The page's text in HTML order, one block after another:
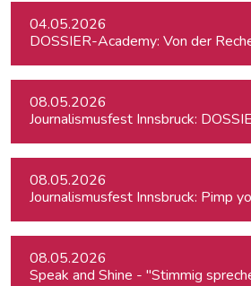
04.05.2026
DOSSIER-Academy: Von der
08.05.2026
Journalismusfest Innsbruck:
08.05.2026
Journalismusfest Innsbruck: Pimp
08.05.2026
Speak and Shine - "Stimmig